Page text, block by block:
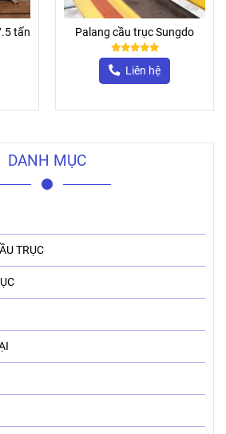
tấn
Palang cầu trục Sungdo
Liên hệ
DANH MỤC
TRỤC